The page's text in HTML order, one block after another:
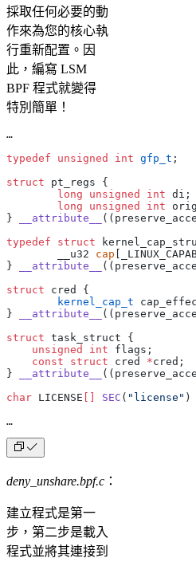
採取任何必要的動
作來為您的核心執
行重新配置。因
此，編寫 LSM
BPF 程式就變得
特別簡單！
…
typedef unsigned int gfp_t ;
struct pt_regs {
	long
unsigned int di;
	long
unsigned int
}
__attribute__
typedef struct
	__u32
cap
}
__attribute__
struct cred {
	kernel_cap_t
}
__attribute__
struct task_struct {
    unsigned
int flags;
    const
struct cred *cred;
}
__attribute__
char LICENSE [] SEC ( "license" )
…
deny_unshare.bpf.c ：
建立程式是第一
步，第二步是載入
程式並將其連接到